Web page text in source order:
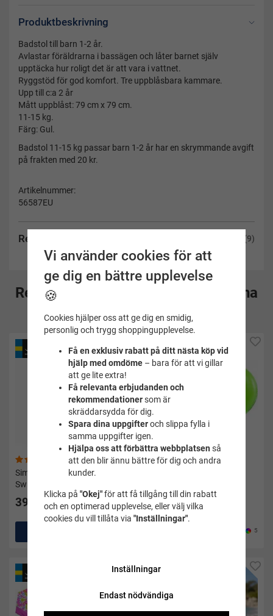
Produktbeskrivning
Recensioner (9)
Badstol till barn 1-2 år.
Avlastar föräldrarna i bassägen och låter barnet själv
upptäcka hur roligt det är att vara i vattnet.
Ryggstöd för god komfort. Tre uppblåsbara kammare.
Upp till c:a 2 år
Mått uppblåst: 79 cm x 79 cm.
11-15 kg.
Färg: Gul.
Badstol 11-15 kg passar barn 1-2 år har en skrymmande avgift
på frakten med 20 kr.
Artikelnummer:
56587EU
Rekommenderade tillbehör till denna
produkt
(12)
Simväst barn Bamse 2-3 år -
Swimpy
399 kr
(41)
132 kr 165 kr
5
Vi använder cookies för att
ge dig en bättre upplevelse
🍪
Cookies hjälper oss att ge dig en smidig,
personlig och trygg shoppingupplevelse.
Få en exklusiv rabatt på ditt nästa köp vid
hjälp med omdöme– bara för att vi gillar
att ge lite extra!
Få relevanta erbjudanden och
rekommendationersom är
skräddarsydda för dig.
Spara dina uppgifteroch slippa fylla i
samma uppgifter igen.
Hjälpa oss att förbättra webbplatsen så
att den blir ännu bättre för dig och andra
kunder.
Klicka på "Okej"för att få tillgång till din rabatt
och en optimerad upplevelse, eller välj vilka
cookies du vill tillåta via "Inställningar".
Inställningar
Endast nödvändiga